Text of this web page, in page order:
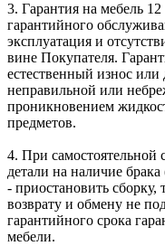
3. Гарантия на мебель
гарантийного
эксплуатация и
вине Покупателя.
естественный износ
неправильной или
проникновением
предметов.
4. При самостоятельной
детали на наличие
- приостановить сборку,
возврату и обмену не
гарантийного срока
мебели.